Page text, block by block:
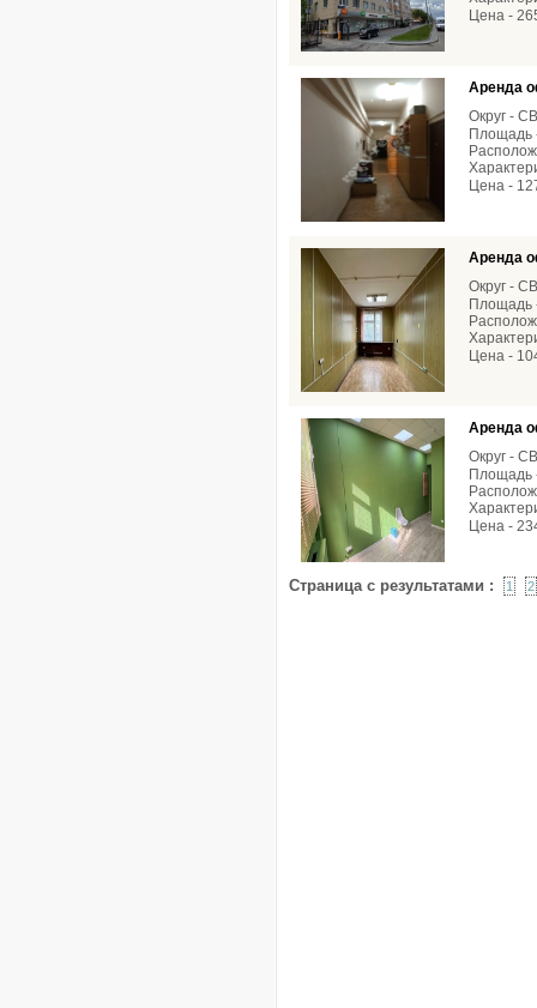
Цена -
Аренда
Округ -
Площадь
Цена -
Аренда
Округ -
Площадь
Цена -
Аренда
Округ -
Площадь
Цена -
Страница с результатами : 1 2